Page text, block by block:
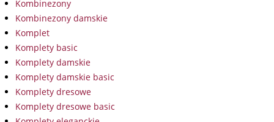
Kombinezony
Kombinezony damskie
Komplet
Komplety basic
Komplety damskie
Komplety damskie basic
Komplety dresowe
Komplety dresowe basic